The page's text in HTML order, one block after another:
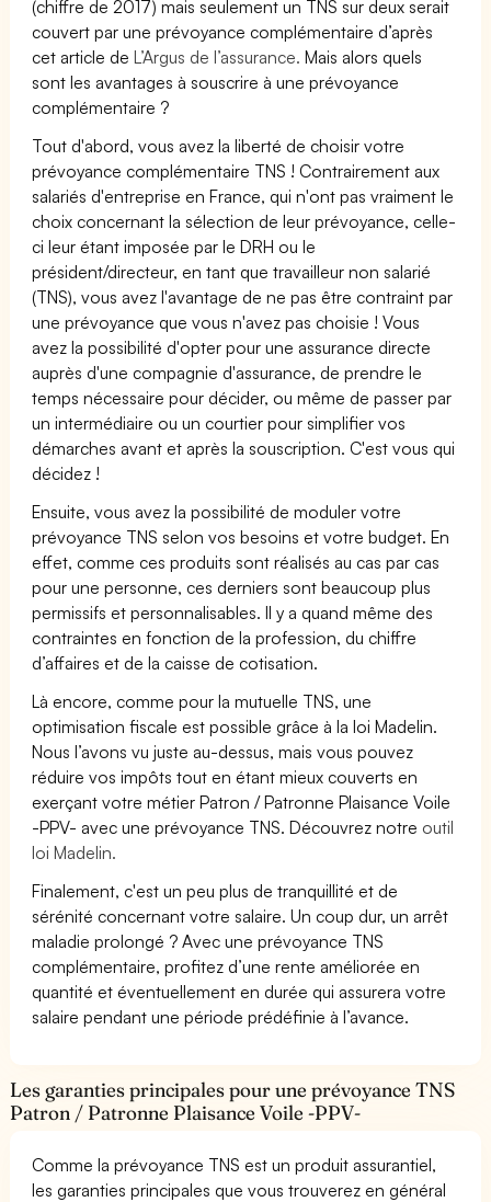
(chiffre de 2017) mais seulement un TNS sur deux serait
couvert par une prévoyance complémentaire d’après
cet article deL’Argus de l’assurance. Mais alors quels
sont les avantages à souscrire à une prévoyance
complémentaire ?
Tout d'abord, vous avez la liberté de choisir votre
prévoyance complémentaire TNS ! Contrairement aux
salariés d'entreprise en France, qui n'ont pas vraiment le
choix concernant la sélection de leur prévoyance, celle-
ci leur étant imposée par le DRH ou le
président/directeur, en tant que travailleur non salarié
(TNS), vous avez l'avantage de ne pas être contraint par
une prévoyance que vous n'avez pas choisie ! Vous
avez la possibilité d'opter pour une assurance directe
auprès d'une compagnie d'assurance, de prendre le
temps nécessaire pour décider, ou même de passer par
un intermédiaire ou un courtier pour simplifier vos
démarches avant et après la souscription. C'est vous qui
décidez !
Ensuite, vous avez la possibilité de moduler votre
prévoyance TNS selon vos besoins et votre budget. En
effet, comme ces produits sont réalisés au cas par cas
pour une personne, ces derniers sont beaucoup plus
permissifs et personnalisables. Il y a quand même des
contraintes en fonction de la profession, du chiffre
d’affaires et de la caisse de cotisation.
Là encore, comme pour la mutuelle TNS, une
optimisation fiscale est possible grâce à la loi Madelin.
Nous l’avons vu juste au-dessus, mais vous pouvez
réduire vos impôts tout en étant mieux couverts en
exerçant votre métier Patron / Patronne Plaisance Voile
-PPV- avec une prévoyance TNS. Découvrez notre outil
loi Madelin.
Finalement, c'est un peu plus de tranquillité et de
sérénité concernant votre salaire. Un coup dur, un arrêt
maladie prolongé ? Avec une prévoyance TNS
complémentaire, profitez d’une rente améliorée en
quantité et éventuellement en durée qui assurera votre
salaire pendant une période prédéfinie à l’avance.
Les garanties principales pour une prévoyance TNS
Patron / Patronne Plaisance Voile -PPV-
Comme la prévoyance TNS est un produit assurantiel,
les garanties principales que vous trouverez en général